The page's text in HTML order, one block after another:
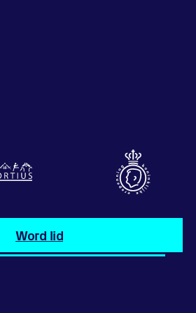
Word lid
dak
jezelf